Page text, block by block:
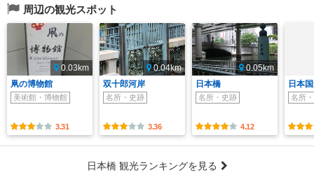
周辺の観光スポット
0.03km
凧の博物館
美術館・博物館
3.31
0.04km
双十郎河岸
名所・史跡
3.36
0.05km
日本橋
名所・史跡
4.12
日本
名所
日本橋 観光ランキングを見る